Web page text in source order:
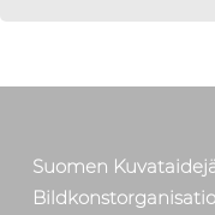
Skip back to main navigation
Suomen